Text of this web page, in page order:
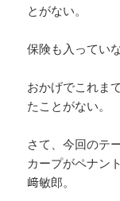
とがない。
保険も入っていな
おかげでこれま
たことがない。
さて、今回のテ
カープがペナン
﨑敏郎。